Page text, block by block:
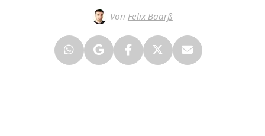
Von Felix Baarß